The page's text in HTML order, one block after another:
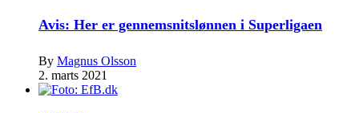
Avis: Her er gennemsnitslønnen i Superligaen
By Magnus Olsson
2. marts 2021